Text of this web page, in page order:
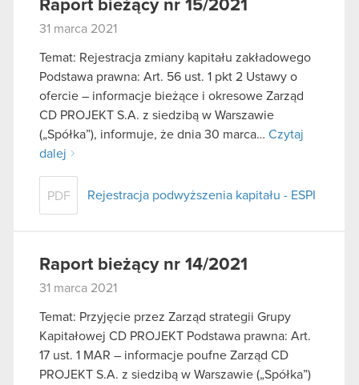
Raport bieżący nr 15/2021
31 marca 2021
Temat: Rejestracja zmiany kapitału zakładowego
Podstawa prawna: Art. 56 ust. 1 pkt 2 Ustawy o
ofercie – informacje bieżące i okresowe Zarząd
CD PROJEKT S.A. z siedzibą w Warszawie
(„Spółka”), informuje, że dnia 30 marca… Czytaj
dalej
PDF Rejestracja podwyższenia kapitału - ESPI
Raport bieżący nr 14/2021
31 marca 2021
Temat: Przyjęcie przez Zarząd strategii Grupy
Kapitałowej CD PROJEKT Podstawa prawna: Art.
17 ust. 1 MAR – informacje poufne Zarząd CD
PROJEKT S.A. z siedzibą w Warszawie („Spółka”)